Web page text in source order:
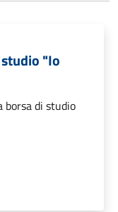
"Io
borsa di studio